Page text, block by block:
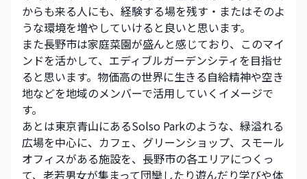
からも来る人にも、経験する場を残す・またはそのよ
うな環境を増やしていけると良いと思います。
また長野市は家庭菜園が盛んと感じており、このマイ
ンドを活かして、エディブルガーデンシティを目指せ
ると思います。物価高の世界に生きる自給精神や空き
地などを地域のメンバーで活用していくイメージで
す。
あとは東京青山にあるSolso Parkのような、緑溢れる
広場を中心に、カフェ、グリーンショップ、スモール
オフィスがある施設を、長野市の各エリアにつくっ
て、老若男女が集まって団欒したり遊んだり学びや体